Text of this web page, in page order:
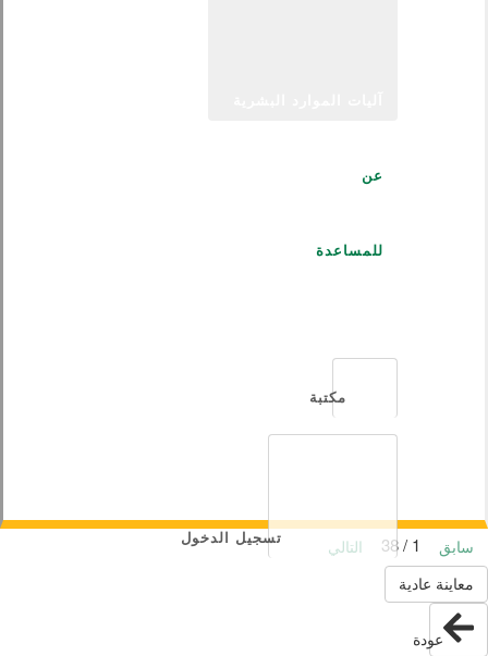
عن
للمساعدة
مكتبة
تسجيل الدخول سابق
التالي
معاينة عادية
عودة